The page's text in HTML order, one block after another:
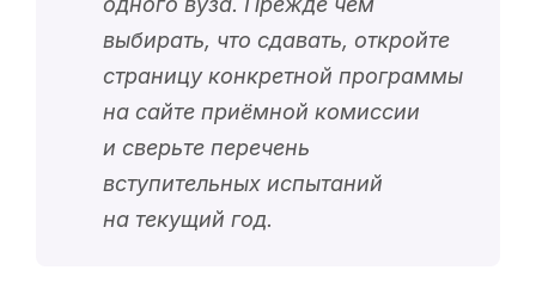
выбирать, что сдавать, откройте
страницу конкретной программы
на сайте приёмной комиссии
и сверьте перечень
вступительных испытаний
на текущий год.